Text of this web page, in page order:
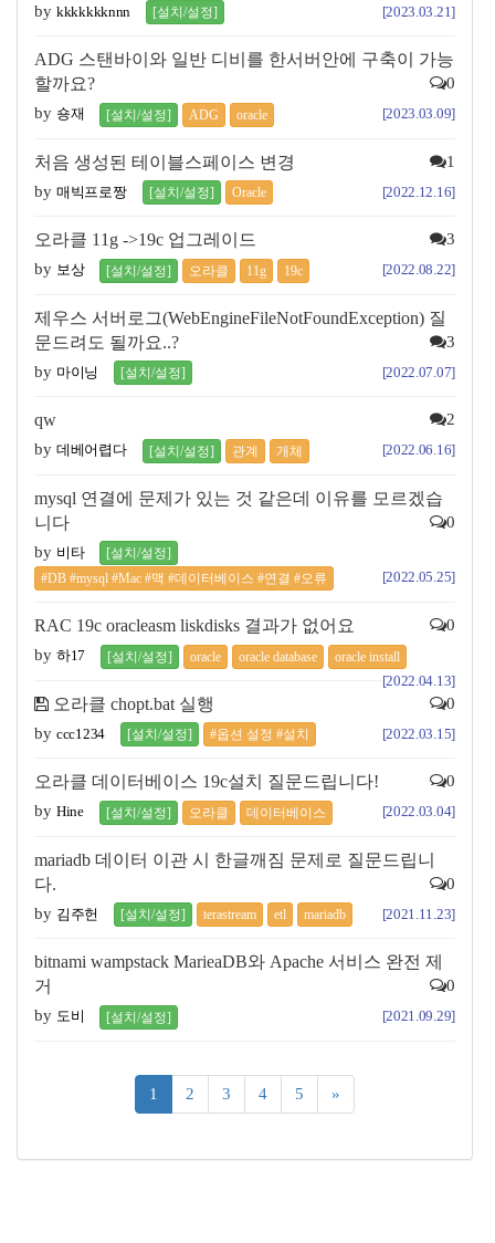
by kkkkkkknnn [설치/설정] [2023.03.21]
ADG 스탠바이와 일반 디비를 한서버안에 구축이 가능
할까요?
0
by 숑재 [설치/설정] ADG oracle [2023.03.09]
처음 생성된 테이블스페이스 변경 1
by 매빅프로짱 [설치/설정] Oracle [2022.12.16]
오라클 11g ->19c 업그레이드 3
by 보상 [설치/설정] 오라클 11g 19c [2022.08.22]
제우스 서버로그(WebEngineFileNotFoundException) 질
문드려도 될까요..?
3
by 마이닝 [설치/설정] [2022.07.07]
qw 2
by 데베어렵다 [설치/설정] 관계 개체 [2022.06.16]
mysql 연결에 문제가 있는 것 같은데 이유를 모르겠습
니다
0
by 비타
[설치/설정]
#DB #mysql #Mac #맥 #데이터베이스 #연결 #오류
[2022.05.25]
RAC 19c oracleasm liskdisks 결과가 없어요 0
by 하17 [설치/설정] oracle oracle database oracle install
[2022.04.13]
오라클 chopt.bat 실행 0
by ccc1234 [설치/설정] #옵션 설정 #설치 [2022.03.15]
오라클 데이터베이스 19c설치 질문드립니다! 0
by Hine [설치/설정] 오라클 데이터베이스 [2022.03.04]
mariadb 데이터 이관 시 한글깨짐 문제로 질문드립니
다.
0
by 김주헌 [설치/설정] terastream etl mariadb [2021.11.23]
bitnami wampstack MarieaDB와 Apache 서비스 완전 제
거
0
by 도비 [설치/설정] [2021.09.29]
1 (current)
2 3 4 5 »